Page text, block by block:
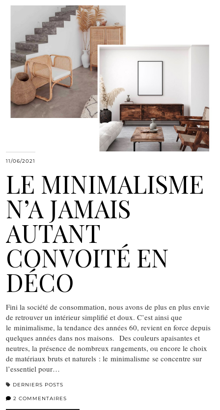
11/06/2021
LE MINIMALISME
N’A JAMAIS
AUTANT
CONVOITÉ EN
DÉCO
Fini la société de consommation, nous avons de plus en plus envie
de retrouver un intérieur simplifié et doux. C’est ainsi que
le minimalisme, la tendance des années 60, revient en force depuis
quelques années dans nos maisons. Des couleurs apaisantes et
neutres, la présence de nombreux rangements, ou encore le choix
de matériaux bruts et naturels : le minimalisme se concentre sur
l’essentiel pour…
DERNIERS POSTS
2 COMMENTAIRES